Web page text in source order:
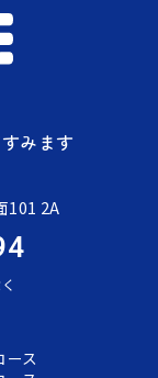
みます
101 2A
ース